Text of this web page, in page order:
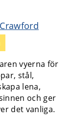
vyerna för
stål,
lena,
och ger
det vanliga.